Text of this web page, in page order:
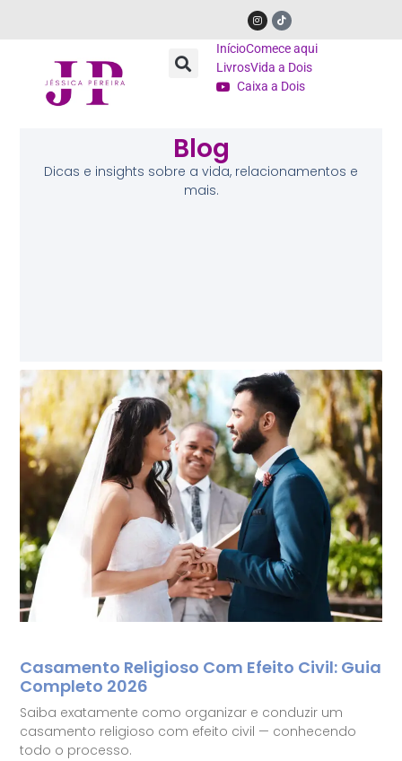
InícioComece aqui
LivrosVida a Dois
Caixa a Dois
Blog
Dicas e insights sobre a vida, relacionamentos e
mais.
Casamento Religioso Com Efeito Civil: Guia
Completo 2026
Saiba exatamente como organizar e conduzir um
casamento religioso com efeito civil — conhecendo
todo o processo.